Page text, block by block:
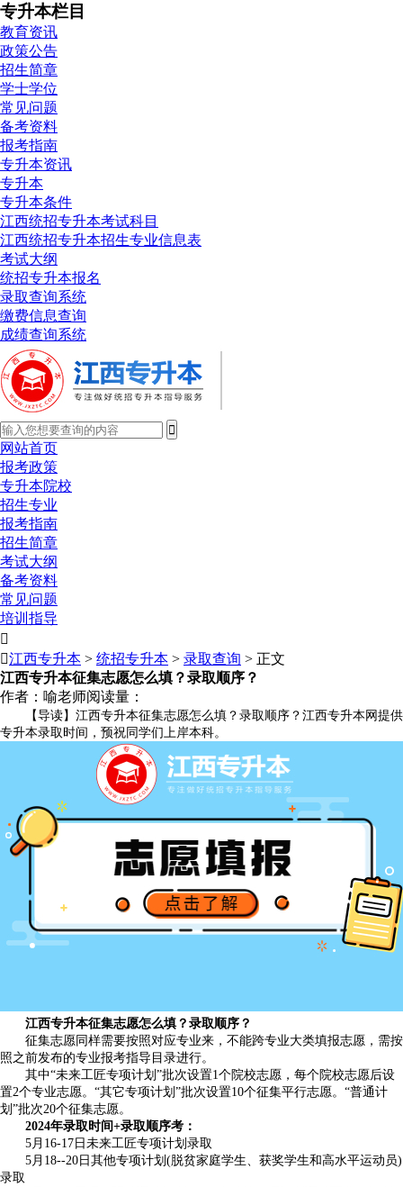
专升本栏目
教育资讯
政策公告
招生简章
学士学位
常见问题
备考资料
报考指南
专升本资讯
专升本
专升本条件
江西统招专升本考试科目
江西统招专升本招生专业信息表
考试大纲
统招专升本报名
录取查询系统
缴费信息查询
成绩查询系统
网站首页
报考政策
专升本院校
招生专业
报考指南
招生简章
考试大纲
备考资料
常见问题
培训指导

江西专升本 > 统招专升本 > 录取查询 > 正文
江西专升本征集志愿怎么填？录取顺序？
作者：喻老师阅读量：
【导读】江西专升本征集志愿怎么填？录取顺序？江西专升本网提供
专升本录取时间，预祝同学们上岸本科。
江西专升本征集志愿怎么填？录取顺序？
征集志愿同样需要按照对应专业来，不能跨专业大类填报志愿，需按
照之前发布的专业报考指导目录进行。
其中“未来工匠专项计划”批次设置1个院校志愿，每个院校志愿后设
置2个专业志愿。“其它专项计划”批次设置10个征集平行志愿。“普通计
划”批次20个征集志愿。
2024年录取时间+录取顺序考：
5月16-17日未来工匠专项计划录取
5月18--20日其他专项计划(脱贫家庭学生、获奖学生和高水平运动员)
录取